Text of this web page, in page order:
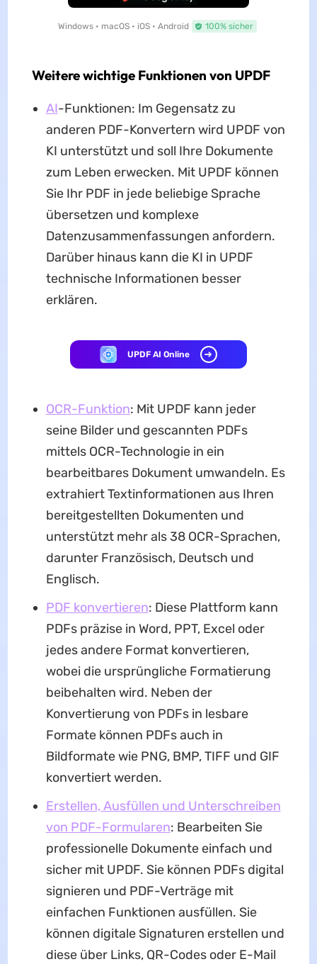
Windows • macOS • iOS • Android 100% sicher
Weitere wichtige Funktionen von UPDF
AI-Funktionen: Im Gegensatz zu
anderen PDF-Konvertern wird UPDF von
KI unterstützt und soll Ihre Dokumente
zum Leben erwecken. Mit UPDF können
Sie Ihr PDF in jede beliebige Sprache
übersetzen und komplexe
Datenzusammenfassungen anfordern.
Darüber hinaus kann die KI in UPDF
technische Informationen besser
erklären.
UPDF AI Online
OCR-Funktion: Mit UPDF kann jeder
seine Bilder und gescannten PDFs
mittels OCR-Technologie in ein
bearbeitbares Dokument umwandeln. Es
extrahiert Textinformationen aus Ihren
bereitgestellten Dokumenten und
unterstützt mehr als 38 OCR-Sprachen,
darunter Französisch, Deutsch und
Englisch.
PDF konvertieren: Diese Plattform kann
PDFs präzise in Word, PPT, Excel oder
jedes andere Format konvertieren,
wobei die ursprüngliche Formatierung
beibehalten wird. Neben der
Konvertierung von PDFs in lesbare
Formate können PDFs auch in
Bildformate wie PNG, BMP, TIFF und GIF
konvertiert werden.
Erstellen, Ausfüllen und Unterschreiben
von PDF-Formularen: Bearbeiten Sie
professionelle Dokumente einfach und
sicher mit UPDF. Sie können PDFs digital
signieren und PDF-Verträge mit
einfachen Funktionen ausfüllen. Sie
können digitale Signaturen erstellen und
diese über Links, QR-Codes oder E-Mail